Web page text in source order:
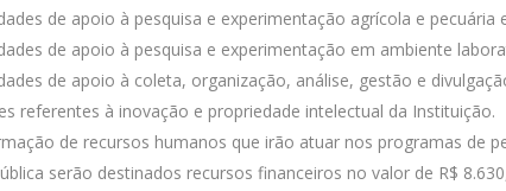
de apoio à pesquisa e experimentação agrícola e pecuária
de apoio à pesquisa e experimentação em ambiente
de apoio à coleta, organização, análise, gestão e
referentes à inovação e propriedade intelectual da Instituição.
de recursos humanos que irão atuar nos programas de
serão destinados recursos financeiros no valor de R$